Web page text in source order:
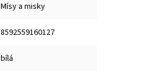
Mísy a misky
8592559160127
bílá